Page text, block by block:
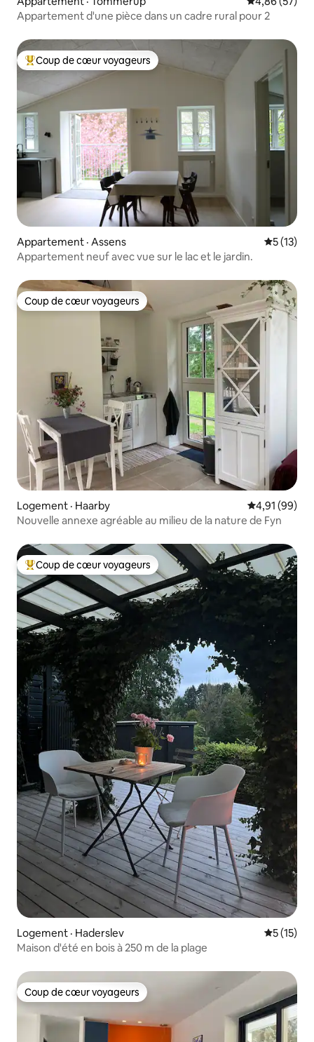
Appartement d'une pièce dans un cadre rural pour 2
Coup de cœur voyageurs parmi les plus aimés
Coup de cœur voyageurs
Appartement · Assens Note
5 (13)
Appartement neuf avec vue sur le lac et le jardin.
Coup de cœur voyageurs
Coup de cœur voyageurs
Logement · Haarby Note
4,91 (99)
Nouvelle annexe agréable au milieu de la nature de Fyn
Coup de cœur voyageurs parmi les plus aimés
Coup de cœur voyageurs
Logement · Haderslev Note
5 (15)
Maison d'été en bois à 250 m de la plage
Coup de cœur voyageurs
Coup de cœur voyageurs